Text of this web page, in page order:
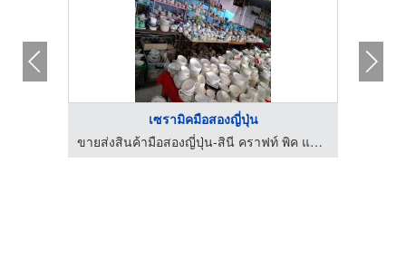
เซรามิคมือสองญี่ปุ่น
ขายส่งสินค้ามือสองญี่ปุ่น-สินี คราฟท์ พิค แอนด์ โค